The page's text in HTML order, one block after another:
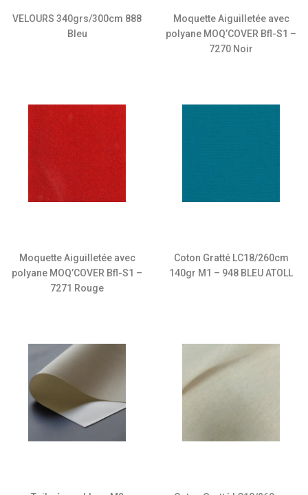
VELOURS 340grs/300cm 888
Bleu
Moquette Aiguilletée avec
polyane MOQ’COVER Bfl-S1 –
7270 Noir
Moquette Aiguilletée avec
polyane MOQ’COVER Bfl-S1 –
7271 Rouge
Coton Gratté LC18/260cm
140gr M1 – 948 BLEU ATOLL